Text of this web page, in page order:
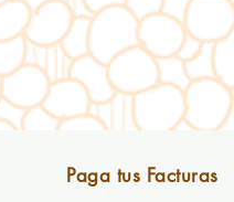
Paga tus Facturas